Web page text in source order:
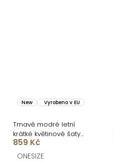
New Vyrobeno v EU
Tmavě modré letní
krátké květinové šaty
AMANYE s kraťásky
859 Kč
ONESIZE